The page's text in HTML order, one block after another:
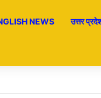
NEWS उत्तर